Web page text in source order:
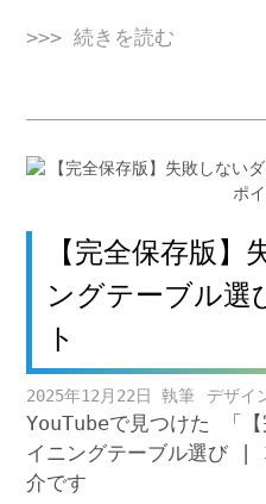
>>> 続きを読む
【完全保存版
ングテーブル
ト
2025年12月22日 デザイ
YouTubeで見つけた 「
イニングテーブル選び |
介です